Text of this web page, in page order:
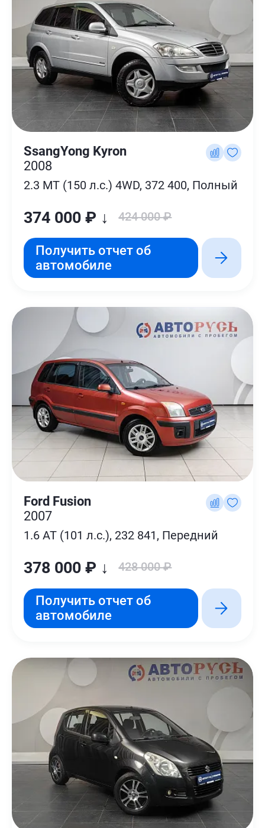
SsangYong Kyron
2008
2.3 MT (150 л.с.) 4WD, 372 400, Полный
374 000 ₽ ↓ 424 000 ₽
Получить отчет об
автомобиле
Ford Fusion
2007
1.6 AT (101 л.с.), 232 841, Передний
378 000 ₽ ↓ 428 000 ₽
Получить отчет об
автомобиле